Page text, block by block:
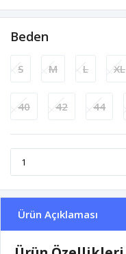
Beden
S M L XL
40 42 44
Ürün Açıklaması